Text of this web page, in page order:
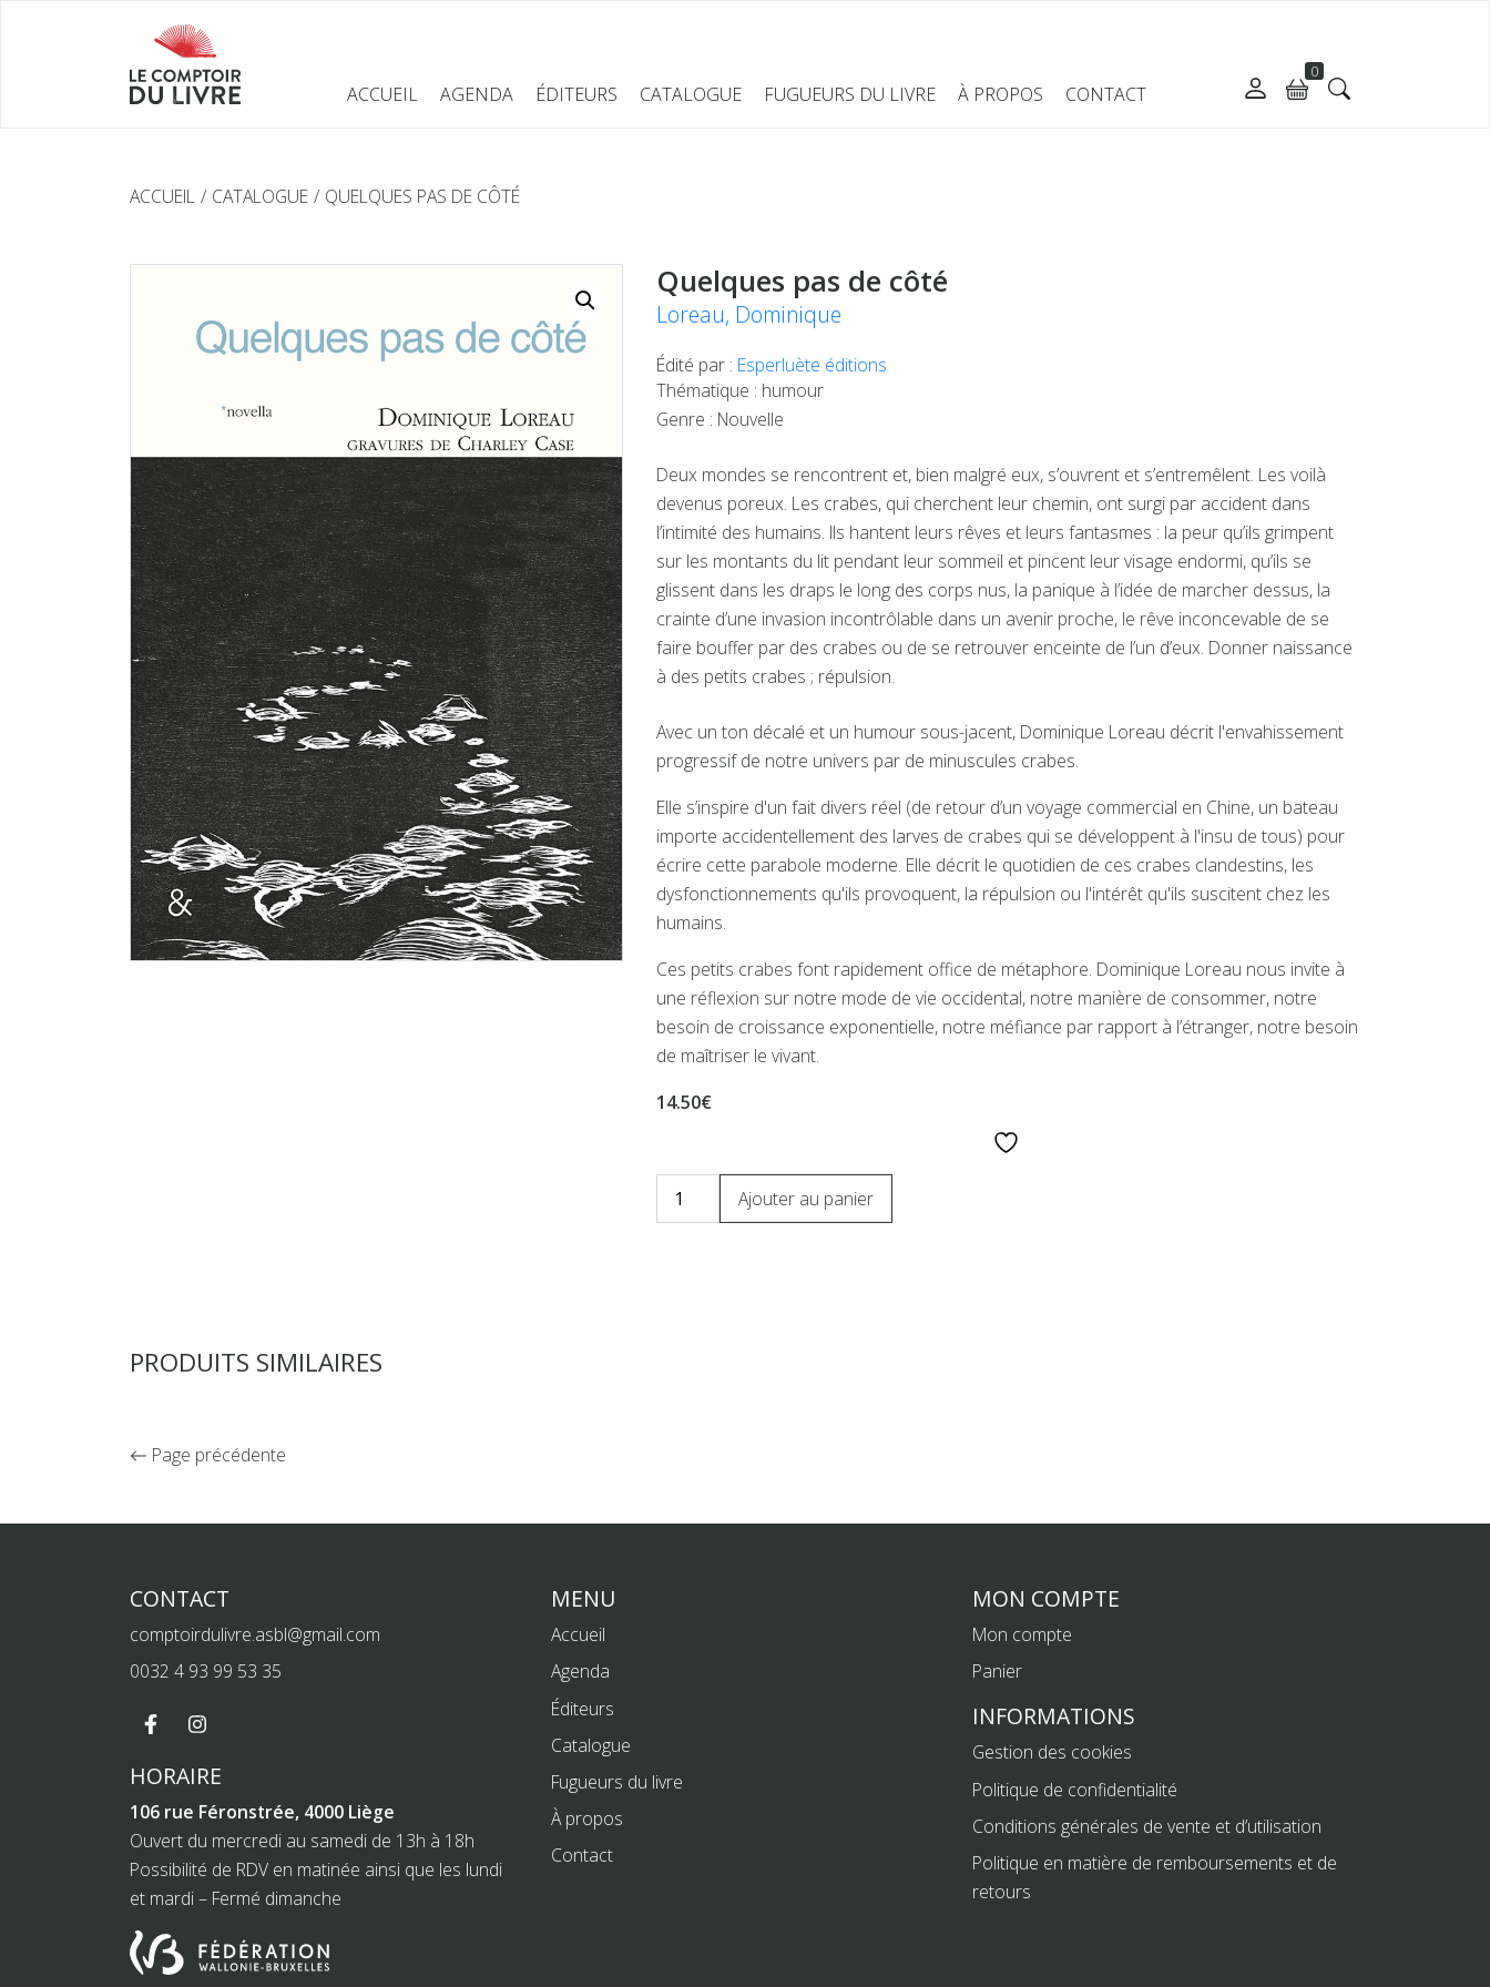
ACCUEIL AGENDA ÉDITEURS CATALOGUE FUGUEURS DU LIVRE À PROPOS CONTACT
0
ACCUEIL CATALOGUE QUELQUES PAS DE CÔTÉ
Quelques pas de côté
Loreau, Dominique
Édité par : Esperluète éditions
Thématique : humour
Genre : Nouvelle
Deux mondes se rencontrent et, bien malgré eux, s’ouvrent et s’entremêlent. Les voilà
devenus poreux. Les crabes, qui cherchent leur chemin, ont surgi par accident dans
l’intimité des humains. Ils hantent leurs rêves et leurs fantasmes : la peur qu’ils grimpent
sur les montants du lit pendant leur sommeil et pincent leur visage endormi, qu’ils se
glissent dans les draps le long des corps nus, la panique à l’idée de marcher dessus, la
crainte d’une invasion incontrôlable dans un avenir proche, le rêve inconcevable de se
faire bouffer par des crabes ou de se retrouver enceinte de l’un d’eux. Donner naissance
à des petits crabes ; répulsion.
Avec un ton décalé et un humour sous-jacent, Dominique Loreau décrit l'envahissement
progressif de notre univers par de minuscules crabes.
Elle s’inspire d'un fait divers réel (de retour d’un voyage commercial en Chine, un bateau
importe accidentellement des larves de crabes qui se développent à l'insu de tous) pour
écrire cette parabole moderne. Elle décrit le quotidien de ces crabes clandestins, les
dysfonctionnements qu'ils provoquent, la répulsion ou l'intérêt qu'ils suscitent chez les
humains.
Ces petits crabes font rapidement office de métaphore. Dominique Loreau nous invite à
une réflexion sur notre mode de vie occidental, notre manière de consommer, notre
besoin de croissance exponentielle, notre méfiance par rapport à l’étranger, notre besoin
de maîtriser le vivant.
14.50€
Ajouter au panier
PRODUITS SIMILAIRES
Page précédente
CONTACT
comptoirdulivre.asbl@gmail.com
0032 4 93 99 53 35
HORAIRE
106 rue Féronstrée, 4000 Liège
Ouvert du mercredi au samedi de 13h à 18h
Possibilité de RDV en matinée ainsi que les lundi
et mardi – Fermé dimanche
MENU
Accueil
Agenda
Éditeurs
Catalogue
Fugueurs du livre
À propos
Contact
MON COMPTE
Mon compte
Panier
INFORMATIONS
Gestion des cookies
Politique de confidentialité
Conditions générales de vente et d’utilisation
Politique en matière de remboursements et de
retours